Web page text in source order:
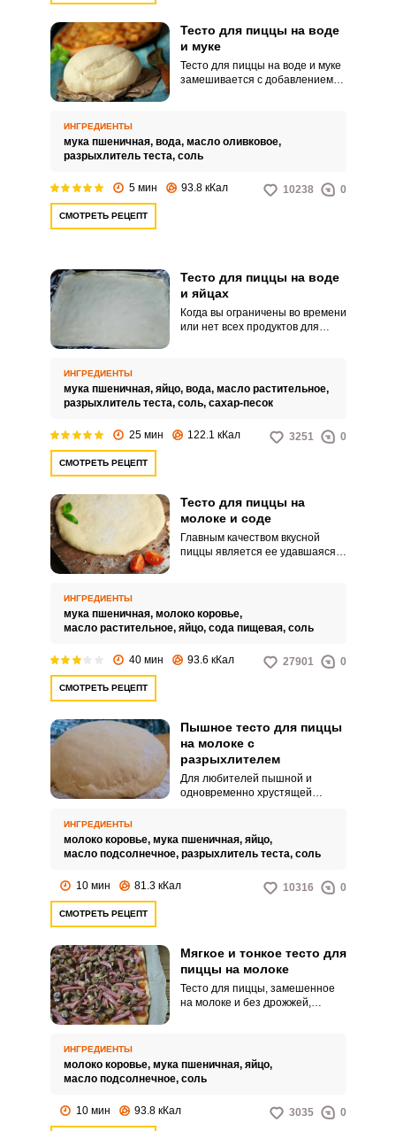
Тесто для пиццы на воде
и муке
Тесто для пиццы на воде и муке
замешивается с добавлением
эластичность, поэтому тесто
легко раскатывается в тонкую
ИНГРЕДИЕНТЫ
мука пшеничная, вода, масло оливковое,
разрыхлитель теста, соль
5 мин 93.8 кКал 10238 0
СМОТРЕТЬ РЕЦЕПТ
Тесто для пиццы на воде
и яйцах
Когда вы ограничены во времени
или нет всех продуктов для
замешанном на воде и яйцах. В
тесто добавляется
разрыхлитель или гашеная
ИНГРЕДИЕНТЫ
мука пшеничная, яйцо, вода, масло растительное,
разрыхлитель теста, соль, сахар-песок
25 мин 122.1 кКал 3251 0
СМОТРЕТЬ РЕЦЕПТ
Тесто для пиццы на
молоке и соде
Главным качеством вкусной
пиццы является ее удавшаяся
теста получается тоненькой и с
хрустящими краями.
ИНГРЕДИЕНТЫ
мука пшеничная, молоко коровье,
масло растительное, яйцо, сода пищевая, соль
40 мин 93.6 кКал 27901 0
СМОТРЕТЬ РЕЦЕПТ
Пышное тесто для пиццы
на молоке с
разрыхлителем
Для любителей пышной и
одновременно хрустящей
молока с разрыхлителем. Этот
рецепт простой и, наверно,
ИНГРЕДИЕНТЫ
молоко коровье, мука пшеничная, яйцо,
масло подсолнечное, разрыхлитель теста, соль
10 мин 81.3 кКал 10316 0
СМОТРЕТЬ РЕЦЕПТ
Мягкое и тонкое тесто для
пиццы на молоке
Тесто для пиццы, замешенное
на молоке и без дрожжей,
нежный и хрустящий, да и тесто
получается эластичное, что
ИНГРЕДИЕНТЫ
молоко коровье, мука пшеничная, яйцо,
масло подсолнечное, соль
10 мин 93.8 кКал 3035 0
Войдите
с помощью социальных сетей:
или